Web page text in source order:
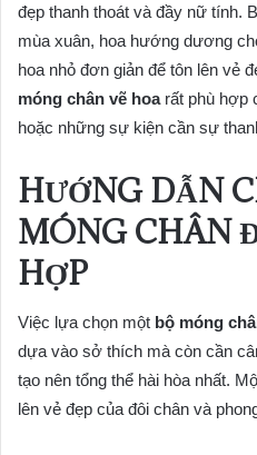
đẹp thanh thoát và đầy nữ tính.
mùa xuân, hoa hướng dương
hoa nhỏ đơn giản để tôn lên vẻ
móng chân vẽ hoarất phù hợp
hoặc những sự kiện cần sự
HƯỚNG DẪN
MÓNG CHÂN
HỢP
Việc lựa chọn một bộ móng
dựa vào sở thích mà còn cần
tạo nên tổng thể hài hòa nhất.
lên vẻ đẹp của đôi chân và